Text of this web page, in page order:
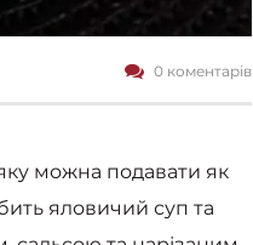
0 коментарів
можна подавати як
яловичий суп та